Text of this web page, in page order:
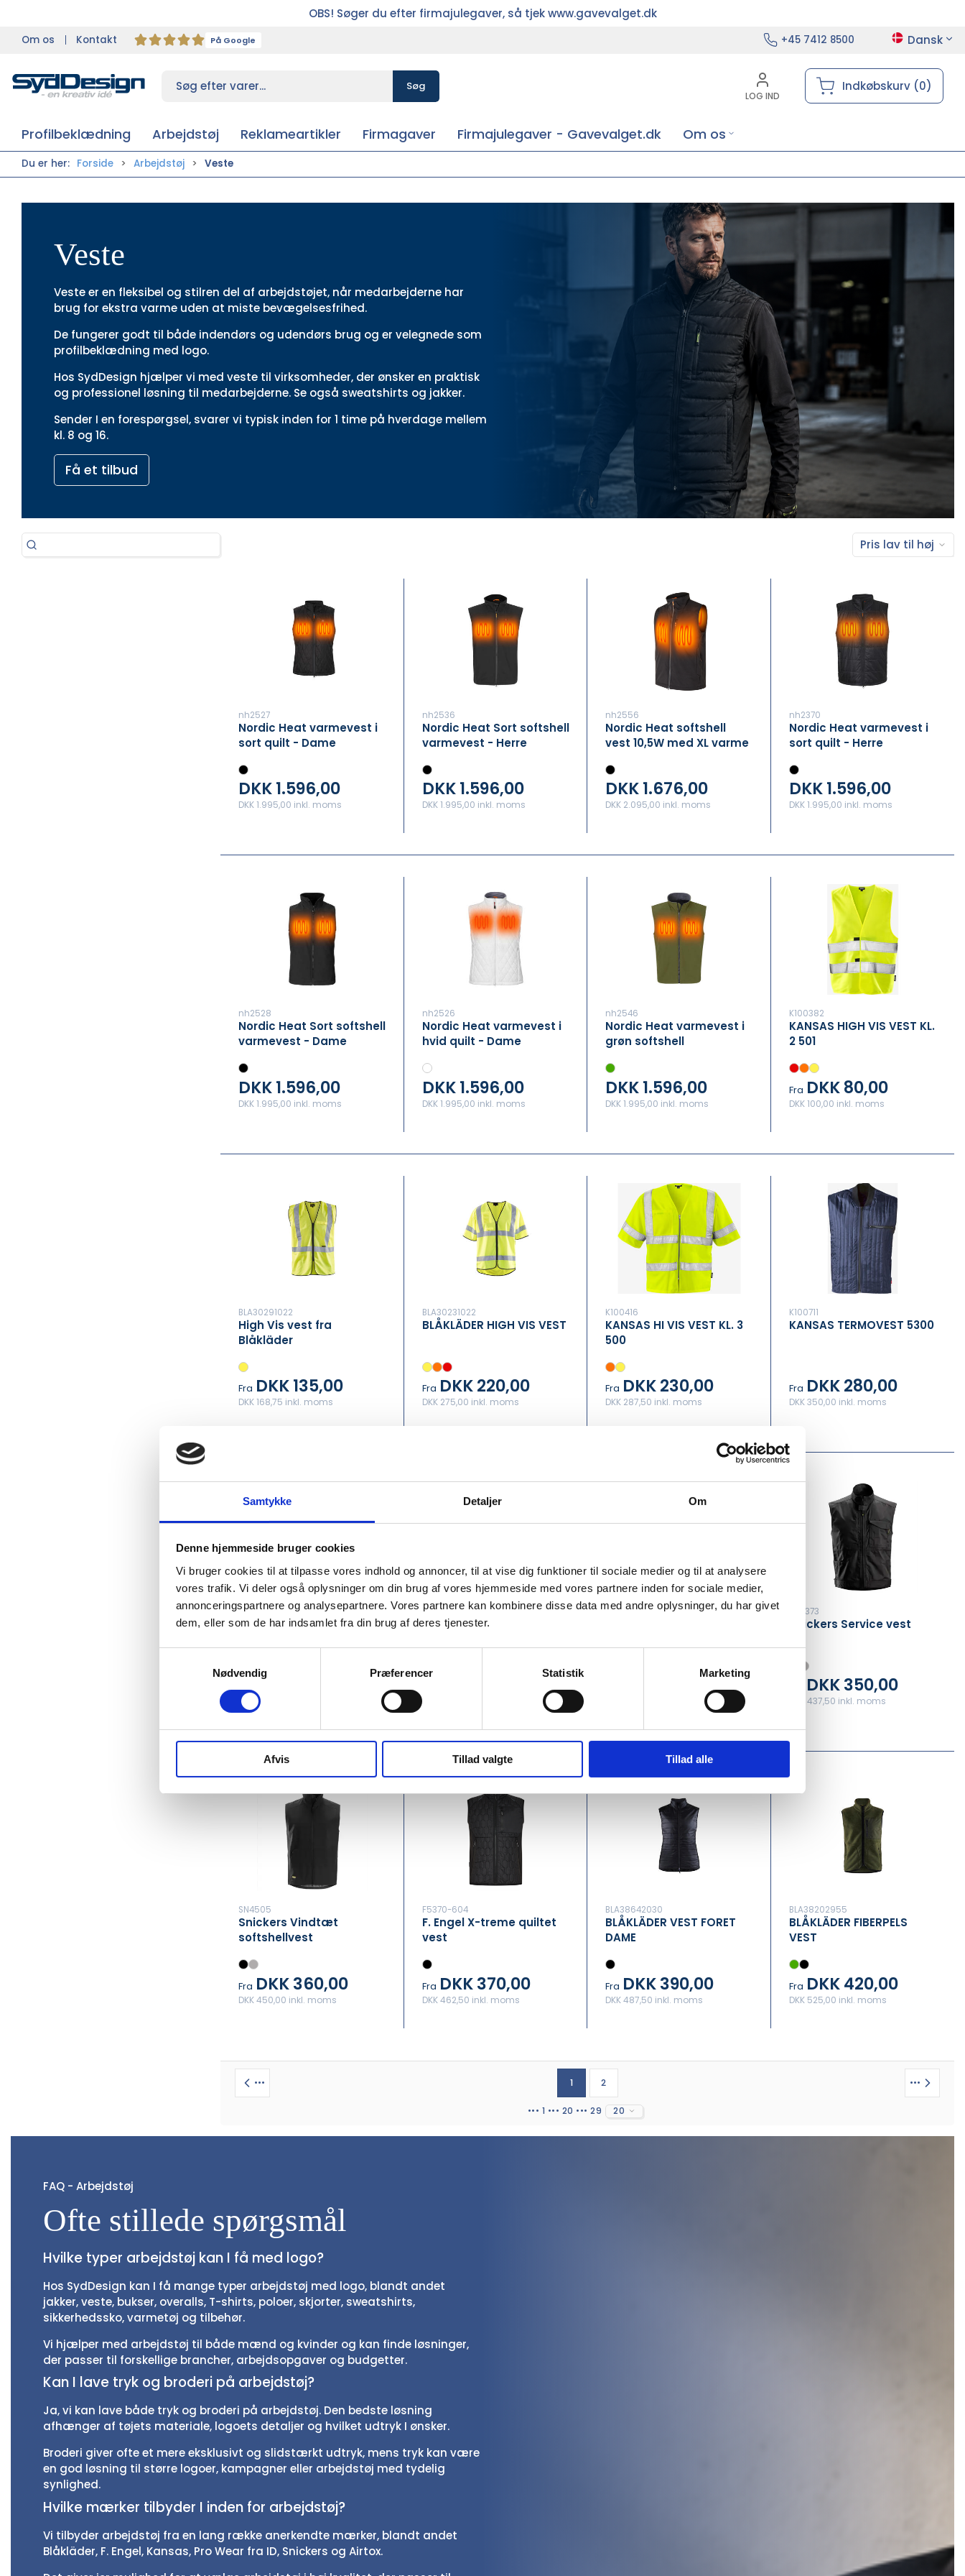
Samtykke Detaljer Om
Denne hjemmeside bruger cookies
Vi bruger cookies til at tilpasse vores indhold og annoncer, til at vise dig funktioner til sociale medier og til at analysere
vores trafik. Vi deler også oplysninger om din brug af vores hjemmeside med vores partnere inden for sociale medier,
annonceringspartnere og analysepartnere. Vores partnere kan kombinere disse data med andre oplysninger, du har givet
dem, eller som de har indsamlet fra din brug af deres tjenester.
Nødvendig
Præferencer Statistik Marketing
Afvis Tillad valgte Tillad alle
OBS! Søger du efter firmajulegaver, så tjek www.gavevalget.dk
Om os Kontakt På Google +45 7412 8500 Dansk
Søg
LOG IND
Indkøbskurv (0)
Profilbeklædning Arbejdstøj Reklameartikler Firmagaver Firmajulegaver - Gavevalget.dk Om os
Du er her: Forside Arbejdstøj Veste
Veste
Veste er en fleksibel og stilren del af arbejdstøjet, når medarbejderne har
brug for ekstra varme uden at miste bevægelsesfrihed.
De fungerer godt til både indendørs og udendørs brug og er velegnede som
profilbeklædning med logo.
Hos SydDesign hjælper vi med veste til virksomheder, der ønsker en praktisk
og professionel løsning til medarbejderne. Se også sweatshirts og jakker.
Sender I en forespørgsel, svarer vi typisk inden for 1 time på hverdage mellem
kl. 8 og 16.
Få et tilbud
Pris lav til høj
nh2527
Nordic Heat varmevest i
sort quilt - Dame
DKK 1.596,00
DKK 1.995,00 inkl. moms
nh2536
Nordic Heat Sort softshell
varmevest - Herre
DKK 1.596,00
DKK 1.995,00 inkl. moms
nh2556
Nordic Heat softshell
vest 10,5W med XL varme
DKK 1.676,00
DKK 2.095,00 inkl. moms
nh2370
Nordic Heat varmevest i
sort quilt - Herre
DKK 1.596,00
DKK 1.995,00 inkl. moms
nh2528
Nordic Heat Sort softshell
varmevest - Dame
DKK 1.596,00
DKK 1.995,00 inkl. moms
nh2526
Nordic Heat varmevest i
hvid quilt - Dame
DKK 1.596,00
DKK 1.995,00 inkl. moms
nh2546
Nordic Heat varmevest i
grøn softshell
DKK 1.596,00
DKK 1.995,00 inkl. moms
K100382
KANSAS HIGH VIS VEST KL.
2 501
Fra DKK 80,00
DKK 100,00 inkl. moms
BLA30291022
High Vis vest fra
Blåkläder
Fra DKK 135,00
DKK 168,75 inkl. moms
BLA30231022
BLÅKLÄDER HIGH VIS VEST
Fra DKK 220,00
DKK 275,00 inkl. moms
K100416
KANSAS HI VIS VEST KL. 3
500
Fra DKK 230,00
DKK 287,50 inkl. moms
K100711
KANSAS TERMOVEST 5300
Fra DKK 280,00
DKK 350,00 inkl. moms
K113531
KANSAS ACODE
Fra DKK 340,00
DKK 425,00 inkl. moms
BLA38512516
BLÅKLÄDER SOFTSHELL
DKK 425,00 inkl. moms
K113532
DKK 340,00
SN4373
Snickers Service vest
DKK 350,00
DKK 437,50 inkl. moms
SN4505
Snickers Vindtæt
softshellvest
Fra DKK 360,00
DKK 450,00 inkl. moms
F5370-604
F. Engel X-treme quiltet
vest
Fra DKK 370,00
DKK 462,50 inkl. moms
BLA38642030
BLÅKLÄDER VEST FORET
DAME
Fra DKK 390,00
DKK 487,50 inkl. moms
BLA38202955
BLÅKLÄDER FIBERPELS
VEST
Fra DKK 420,00
DKK 525,00 inkl. moms
••• 1 2 •••
••• 1 ••• 20 ••• 29 20
FAQ - Arbejdstøj
Ofte stillede spørgsmål
Hvilke typer arbejdstøj kan I få med logo?
Hos SydDesign kan I få mange typer arbejdstøj med logo, blandt andet
jakker, veste, bukser, overalls, T-shirts, poloer, skjorter, sweatshirts,
sikkerhedssko, varmetøj og tilbehør.
Vi hjælper med arbejdstøj til både mænd og kvinder og kan finde løsninger,
der passer til forskellige brancher, arbejdsopgaver og budgetter.
Kan I lave tryk og broderi på arbejdstøj?
Ja, vi kan lave både tryk og broderi på arbejdstøj. Den bedste løsning
afhænger af tøjets materiale, logoets detaljer og hvilket udtryk I ønsker.
Broderi giver ofte et mere eksklusivt og slidstærkt udtryk, mens tryk kan være
en god løsning til større logoer, kampagner eller arbejdstøj med tydelig
synlighed.
Hvilke mærker tilbyder I inden for arbejdstøj?
Vi tilbyder arbejdstøj fra en lang række anerkendte mærker, blandt andet
Blåkläder, F. Engel, Kansas, Pro Wear fra ID, Snickers og Airtox.